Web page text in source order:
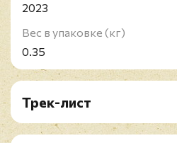
2023
Вес в упаковке (кг)
0.35
Трек-лист
Инспектор Гулл (1979)